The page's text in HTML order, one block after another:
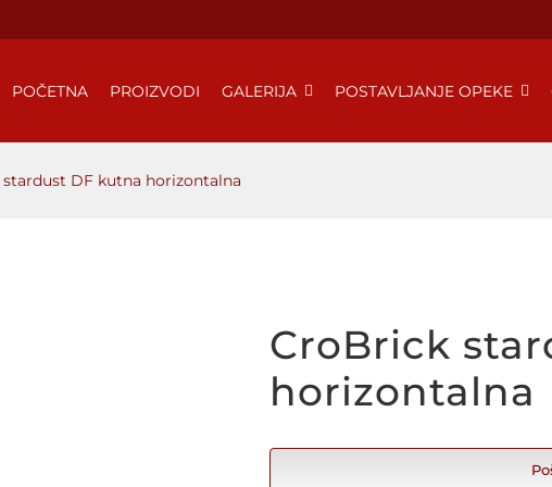
POČETNA PROIZVODI GALERIJA POSTAVLJANJE OPEKE
DF kutna horizontalna
CroBrick
horizontalna